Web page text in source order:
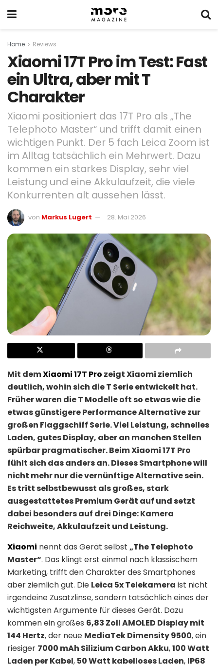
Home Reviews
Xiaomi 17T Pro im Test: Fast
ein Ultra, aber mit T
Charakter
Xiaomi positioniert das 17T Pro als „The
Telephoto Master“ und trifft damit einen
wichtigen Punkt. Der 5 fach Leica Zoom ist
im Alltag tatsächlich ein Mehrwert. Dazu
kommen ein starkes Display, sehr viel
Leistung und eine Akkulaufzeit, die viele
Konkurrenten alt aussehen lässt.
von Markus Lugert 28. Mai 2026
Mit demXiaomi 17T Pro zeigt Xiaomi ziemlich
deutlich, wohin sich die T Serie entwickelt hat.
Früher waren die T Modelle oft so etwas wie die
etwas günstigere Performance Alternative zur
großen Flaggschiff Serie. Viel Leistung, schnelles
Laden, gutes Display, aber an manchen Stellen
spürbar pragmatischer. Beim Xiaomi 17T Pro
fühlt sich das anders an. Dieses Smartphone will
nicht mehr nur die vernünftige Alternative sein.
Es tritt selbstbewusst als großes, stark
ausgestattetes Premium Gerät auf und setzt
dabei besonders auf drei Dinge: Kamera
Reichweite, Akkulaufzeit und Leistung.
Xiaomi nennt das Gerät selbst „The Telephoto
Master“. Das klingt erst einmal nach klassischem
Marketing, trifft den Charakter des Smartphones
aber ziemlich gut. Die Leica 5x Telekamera ist nicht
irgendeine Zusatzlinse, sondern tatsächlich eines der
wichtigsten Argumente für dieses Gerät. Dazu
kommen ein großes 6,83 Zoll AMOLED Display mit
144 Hertz, der neue MediaTek Dimensity 9500, ein
riesiger 7000 mAh Silizium Carbon Akku,100 Watt
Laden per Kabel, 50 Watt kabelloses Laden, IP68